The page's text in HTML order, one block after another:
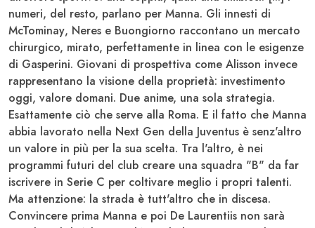
numeri, del resto, parlano per Manna. Gli innesti di
McTominay, Neres e Buongiorno raccontano un mercato
chirurgico, mirato, perfettamente in linea con le esigenze
di Gasperini. Giovani di prospettiva come Alisson invece
rappresentano la visione della proprietà: investimento
oggi, valore domani. Due anime, una sola strategia.
Esattamente ciò che serve alla Roma. E il fatto che Manna
abbia lavorato nella Next Gen della Juventus è senz'altro
un valore in più per la sua scelta. Tra l'altro, è nei
programmi futuri del club creare una squadra "B" da far
iscrivere in Serie C per coltivare meglio i propri talenti.
Ma attenzione: la strada è tutt'altro che in discesa.
Convincere prima Manna e poi De Laurentiis non sarà